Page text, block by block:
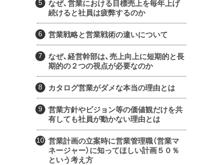
なぜ、営業における目標売上を毎年上げ
続けると社員は疲弊するのか
営業戦略と営業戦術の違いについて
なぜ、経営幹部は、売上向上に短期的と長
期的の２つの視点が必要なのか
カタログ営業がダメな本当の理由とは
営業方針やビジョン等の価値観だけを共
有しても社員が動かない理由とは
営業計画の立案時に営業管理職（営業マ
ネージャー）に知ってほしい計画５０％
という考え方